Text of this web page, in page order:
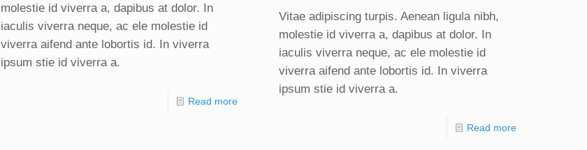
molestie id viverra a, dapibus at dolor. In
iaculis viverra neque, ac ele molestie id
viverra aifend ante lobortis id. In viverra
ipsum stie id viverra a.
Read more
Vitae adipiscing turpis. Aenean ligula nibh,
molestie id viverra a, dapibus at dolor. In
iaculis viverra neque, ac ele molestie id
viverra aifend ante lobortis id. In viverra
ipsum stie id viverra a.
Read more